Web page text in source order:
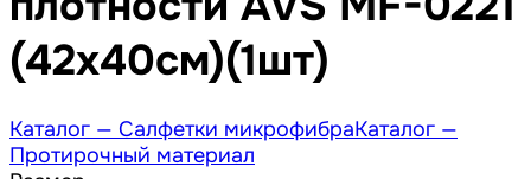
(42х40см)(1шт)
Каталог — Салфетки микрофибраКаталог —
Протирочный материал